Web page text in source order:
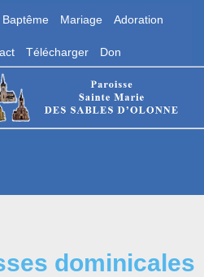
Baptême Mariage Adoration
Télécharger Don
des Sables
dominicales